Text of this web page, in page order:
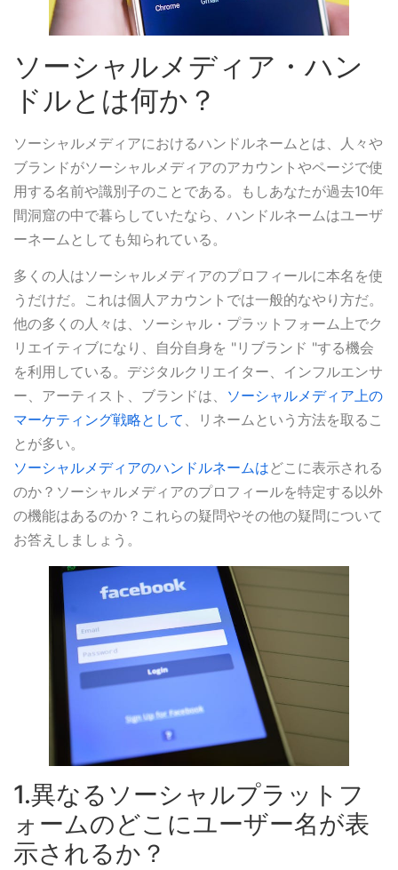
ソーシャルメディア・ハン
ドルとは何か？
ソーシャルメディアにおけるハンドルネームとは、人々や
ブランドがソーシャルメディアのアカウントやページで使
用する名前や識別子のことである。もしあなたが過去10年
間洞窟の中で暮らしていたなら、ハンドルネームはユーザ
ーネームとしても知られている。
多くの人はソーシャルメディアのプロフィールに本名を使
うだけだ。これは個人アカウントでは一般的なやり方だ。
他の多くの人々は、ソーシャル・プラットフォーム上でク
リエイティブになり、自分自身を "リブランド "する機会
を利用している。デジタルクリエイター、インフルエンサ
ー、アーティスト、ブランドは、 ソーシャルメディア上の
マーケティング戦略として 、リネームという方法を取るこ
とが多い。
ソーシャルメディアのハンドルネームはどこに表示される
のか？ソーシャルメディアのプロフィールを特定する以外
の機能はあるのか？これらの疑問やその他の疑問について
お答えしましょう。
1.異なるソーシャルプラットフ
ォームのどこにユーザー名が表
示されるか？